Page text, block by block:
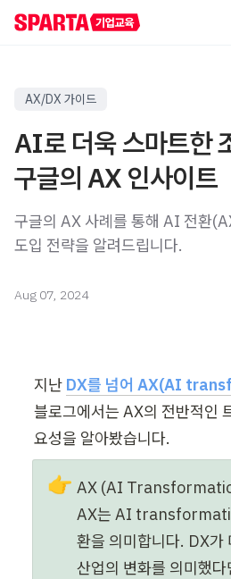
직급별 AI 교육
초급 신입사원 교육
중급 레벨별 교육
고급 산업 특화 AI PBL
중급 AI 리더십 교육
초급 AI 세미나
직무별 AI 교육
리포트
세미나
블로그
AX/DX 가이드
AI로 더욱 스마트한
구글의 AX 인사이트
구글의 AX 사례를 통해 AI 전환
도입 전략을 알려드립니다.
Aug 07, 2024
지난 DX를 넘어 AX(AI
블로그에서는 AX의 전반적인
요성을 알아봤습니다.
👉 AX (AI
AX는 AI
환을 의미합니다. DX가
산업의 변화를 의미했